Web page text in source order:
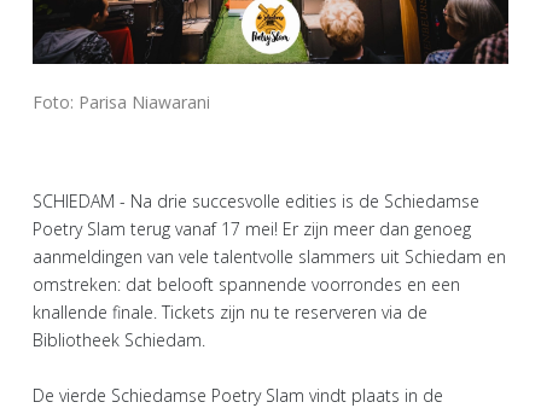
Foto: Parisa Niawarani
SCHIEDAM - Na drie succesvolle edities is de Schiedamse
Poetry Slam terug vanaf 17 mei! Er zijn meer dan genoeg
aanmeldingen van vele talentvolle slammers uit Schiedam en
omstreken: dat belooft spannende voorrondes en een
knallende finale. Tickets zijn nu te reserveren via de
Bibliotheek Schiedam.
De vierde Schiedamse Poetry Slam vindt plaats in de